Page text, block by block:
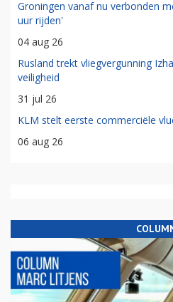
Groningen vanaf nu verbonden
uur rijden'
04 aug 26
Rusland trekt vliegvergunning
veiligheid
31 jul 26
KLM stelt eerste commerciële
06 aug 26